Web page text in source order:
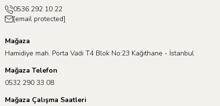
0536 292 10 22
[email protected]
Mağaza
Hamidiye mah. Porta Vadi T4 Blok No:23 Kağıthane - İstanbul
Mağaza Telefon
0532 290 33 08
Mağaza Çalışma Saatleri